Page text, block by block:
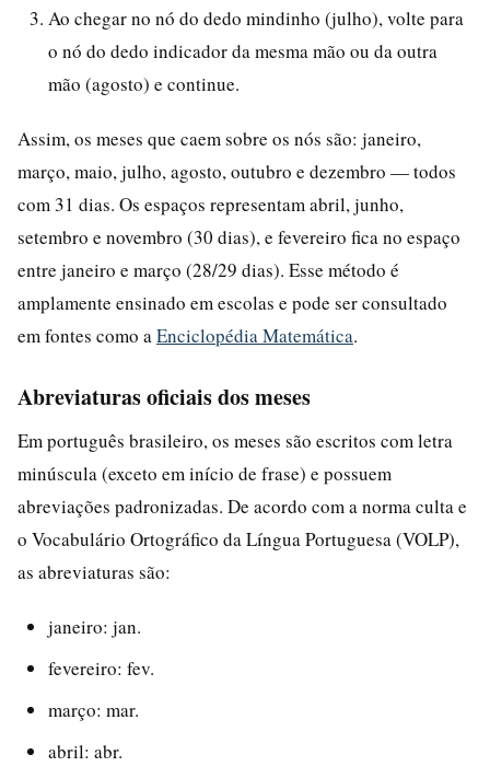
Ao chegar no nó do dedo mindinho (julho), volte para
o nó do dedo indicador da mesma mão ou da outra
mão (agosto) e continue.
Assim, os meses que caem sobre os nós são: janeiro,
março, maio, julho, agosto, outubro e dezembro — todos
com 31 dias. Os espaços representam abril, junho,
setembro e novembro (30 dias), e fevereiro fica no espaço
entre janeiro e março (28/29 dias). Esse método é
amplamente ensinado em escolas e pode ser consultado
em fontes como a Enciclopédia Matemática.
Abreviaturas oficiais dos meses
Em português brasileiro, os meses são escritos com letra
minúscula (exceto em início de frase) e possuem
abreviações padronizadas. De acordo com a norma culta e
o Vocabulário Ortográfico da Língua Portuguesa (VOLP),
as abreviaturas são:
janeiro: jan.
fevereiro: fev.
março: mar.
abril: abr.